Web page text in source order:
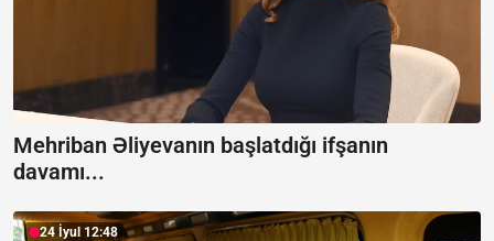
Mehriban Əliyevanın başlatdığı ifşanın
davamı...
24 İyul 12:48